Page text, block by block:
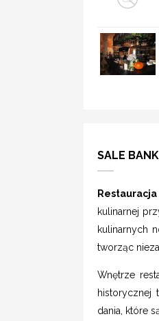
SALE
kulinarnej
kulinarnych
tworząc
Wnętrze
historycznej
dania, które